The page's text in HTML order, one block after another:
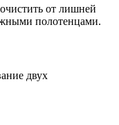
от лишней
полотенцами.
двух